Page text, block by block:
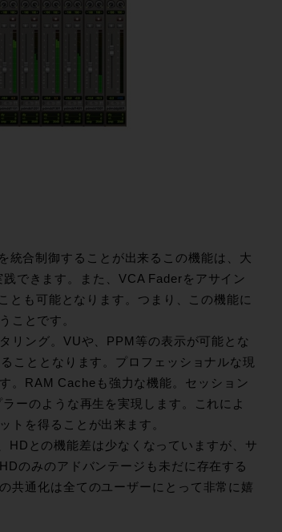
統合制御することが出来るこの機能は、大
できます。また、VCA Faderをアサイン
とも可能となります。つまり、この機能に
ことです。
リング。VUや、PPM等の表示が可能とな
こととなります。プロフェッショナルな現
。RAM Cacheも強力な機能。セッション
ーのような再生を実現します。これによ
トを得ることが出来ます。
HDとの機能差は少なくなっていますが、サ
のみのアドバンテージも未だに存在する
共通化は全てのユーザーにとって非常に嬉